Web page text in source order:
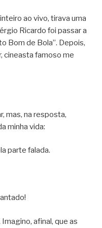
ao vivo, tirava uma
Ricardo foi passar a
Bom de Bola”. Depois,
cineasta famoso me
mas, na resposta,
minha vida:
parte falada.
afinal, que as